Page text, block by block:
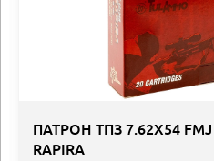
ПАТРОН ТПЗ 7.62Х54 FMJ
RAPIRA